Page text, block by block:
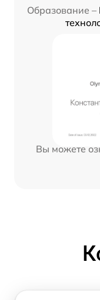
Образование –
Вы можете